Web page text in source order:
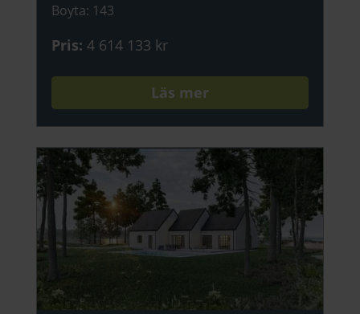
Boyta: 143
Pris: 4 614 133 kr
Läs mer